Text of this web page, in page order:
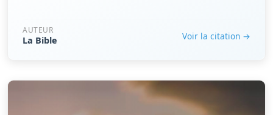
AUTEUR
La Bible Voir la citation →